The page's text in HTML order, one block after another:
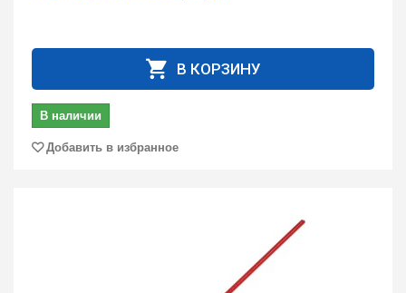
В КОРЗИНУ
В наличии
Добавить в избранное